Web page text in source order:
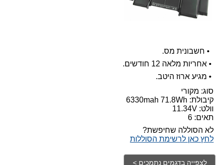
• חשבונית מס.
• אחריות מלאה 12 חודשים.
• מגיע ארוז היטב.
סוג: מקורי
קיבולת: 6330mah 71.8Wh
וולט: 11.34V
תאים: 6
לא הסוללה שחיפשת?
לחץ כאן לרשימת הסוללות